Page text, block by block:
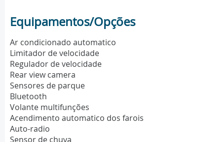
Equipamentos/Opções
Ar condicionado automatico
Limitador de velocidade
Regulador de velocidade
Rear view camera
Sensores de parque
Bluetooth
Volante multifunções
Acendimento automatico dos farois
Auto-radio
Sensor de chuva